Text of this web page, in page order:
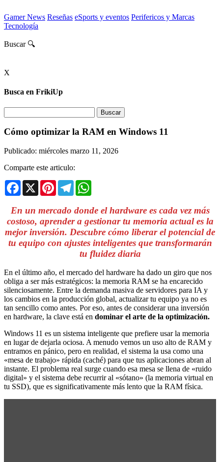
Gamer News Reseñas eSports y eventos Perifericos y Marcas
Tecnología
Buscar 🔍
X
Busca en FrikiUp
Cómo optimizar la RAM en Windows 11
Publicado: miércoles marzo 11, 2026
Comparte este articulo:
Facebook
X PinterestTelegram
En un mercado donde el hardware es cada vez más
costoso, aprender a gestionar tu memoria actual es la
mejor inversión. Descubre cómo liberar el potencial de
tu equipo con ajustes inteligentes que transformarán
tu fluidez diaria
En el último año, el mercado del hardware ha dado un giro que nos
obliga a ser más estratégicos: la memoria RAM se ha encarecido
silenciosamente. Entre la demanda masiva de servidores para IA y
los cambios en la producción global, actualizar tu equipo ya no es
tan sencillo como antes. Por eso, antes de considerar una inversión
en hardware, la clave está en dominar el arte de la optimización.
Windows 11 es un sistema inteligente que prefiere usar la memoria
en lugar de dejarla ociosa. A menudo vemos un uso alto de RAM y
entramos en pánico, pero en realidad, el sistema la usa como una
«mesa de trabajo» rápida (caché) para que tus aplicaciones abran al
instante. El problema real surge cuando esa mesa se llena de «ruido
digital» y el sistema debe recurrir al «sótano» (la memoria virtual en
tu SSD), que es significativamente más lento que la RAM física.